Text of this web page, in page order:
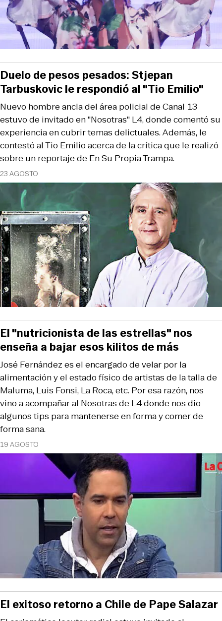
23 AGOSTO
Nuevo hombre ancla del área policial de Canal 13
estuvo de invitado en "Nosotras" L4, donde comentó su
experiencia en cubrir temas delictuales. Además, le
contestó al Tio Emilio acerca de la crítica que le realizó
sobre un reportaje de En Su Propia Trampa.
Duelo de pesos pesados: Stjepan
Tarbuskovic le respondió al "Tio Emilio"
19 AGOSTO
José Fernández es el encargado de velar por la
alimentación y el estado físico de artistas de la talla de
Maluma, Luis Fonsi, La Roca, etc. Por esa razón, nos
vino a acompañar al Nosotras de L4 donde nos dio
algunos tips para mantenerse en forma y comer de
forma sana.
El "nutricionista de las estrellas" nos
enseña a bajar esos kilitos de más
El exitoso retorno a Chile de Pape Salazar